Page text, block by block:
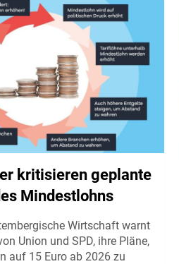
kritisieren geplante
Mindestlohns
Wirtschaft warnt
Union und SPD, ihre Pläne,
auf 15 Euro ab 2026 zu